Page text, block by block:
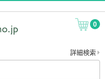
0
詳細検索